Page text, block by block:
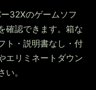
32Xのゲームソフ
確認できます。箱な
ト・説明書なし・付
エリミネートダウン
。